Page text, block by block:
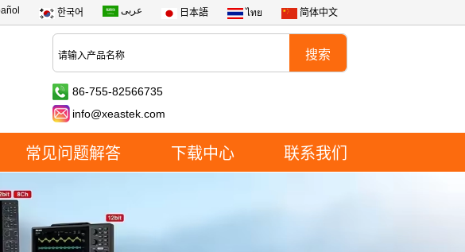
한국어 عربى 日本語 ไทย 简体中文
86-755-82566735
info@xeastek.com
常见问题解答 下载中心 联系我们